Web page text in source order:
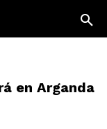
en Arganda